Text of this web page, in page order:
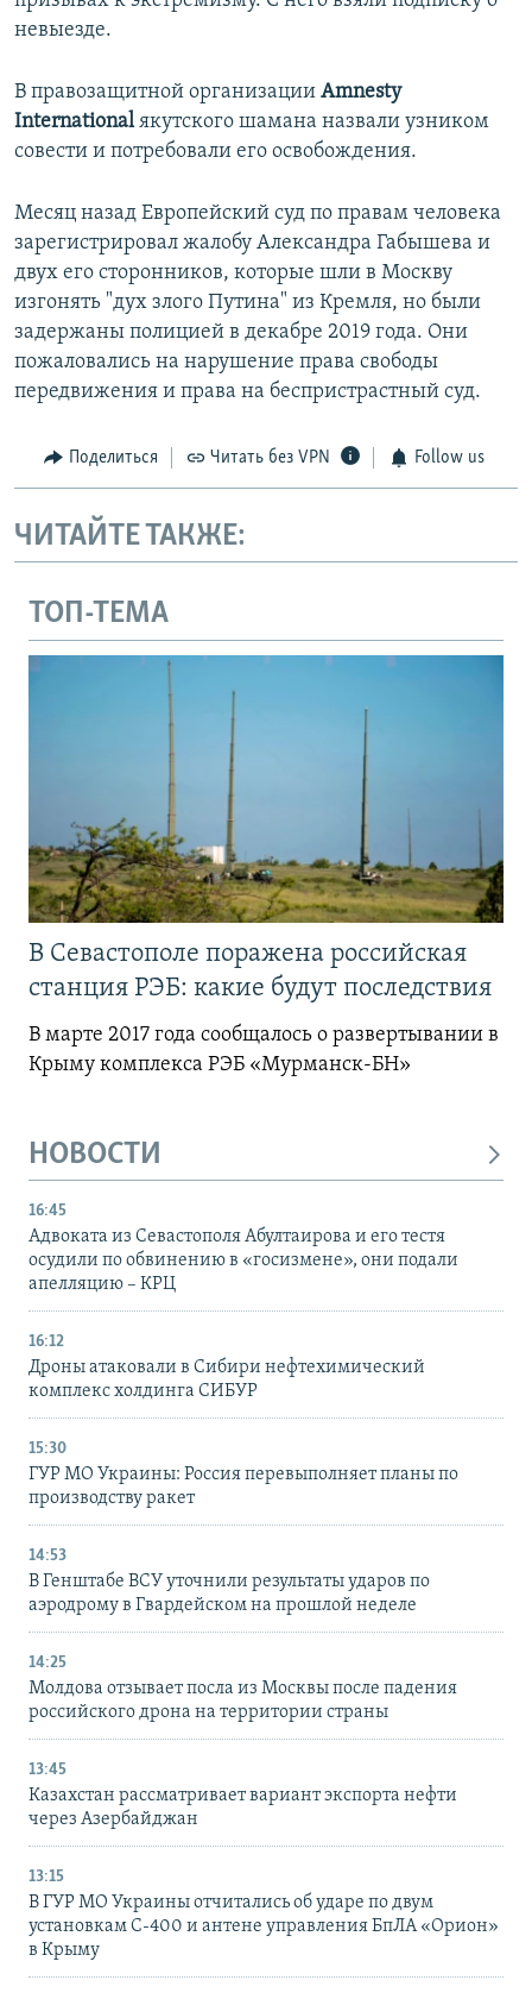
невыезде.
В правозащитной организации Amnesty
Internationalякутского шамана назвали узником
совести и потребовали его освобождения.
Месяц назад Европейский суд по правам человека
зарегистрировал жалобу Александра Габышева и
двух его сторонников, которые шли в Москву
изгонять "дух злого Путина" из Кремля, но были
задержаны полицией в декабре 2019 года. Они
пожаловались на нарушение права свободы
передвижения и права на беспристрастный суд.
Поделиться Читать без VPN Follow us
ЧИТАЙТЕ ТАКЖЕ:
ТОП-ТЕМА
В Севастополе поражена российская
станция РЭБ: какие будут последствия
В марте 2017 года сообщалось о развертывании в
Крыму комплекса РЭБ «Мурманск-БН»
НОВОСТИ
16:45
Адвоката из Севастополя Абултаирова и его тестя
осудили по обвинению в «госизмене», они подали
апелляцию – КРЦ
16:12
Дроны атаковали в Сибири нефтехимический
комплекс холдинга СИБУР
15:30
ГУР МО Украины: Россия перевыполняет планы по
производству ракет
14:53
В Генштабе ВСУ уточнили результаты ударов по
аэродрому в Гвардейском на прошлой неделе
14:25
Молдова отзывает посла из Москвы после падения
российского дрона на территории страны
13:45
Казахстан рассматривает вариант экспорта нефти
через Азербайджан
13:15
В ГУР МО Украины отчитались об ударе по двум
установкам С-400 и антене управления БпЛА «Орион»
в Крыму